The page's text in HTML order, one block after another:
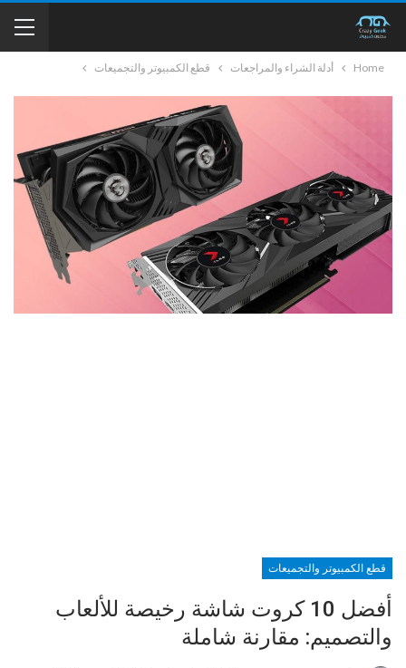
Home أدلة الشراء والمراجعات قطع الكمبيوتر والتجميعات
قطع الكمبيوتر والتجميعات
أفضل 10 كروت شاشة رخيصة للألعاب
والتصميم: مقارنة شاملة